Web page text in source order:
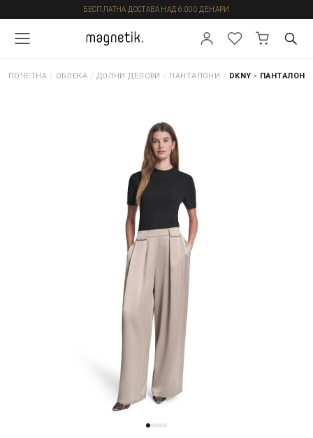
БЕСПЛАТНА ДОСТАВА НАД 6.000 ДЕНАРИ
ПОЧЕТНА / ОБЛЕКА / ДОЛНИ ДЕЛОВИ / ПАНТАЛОНИ / DKNY - ПАНТАЛОНИ